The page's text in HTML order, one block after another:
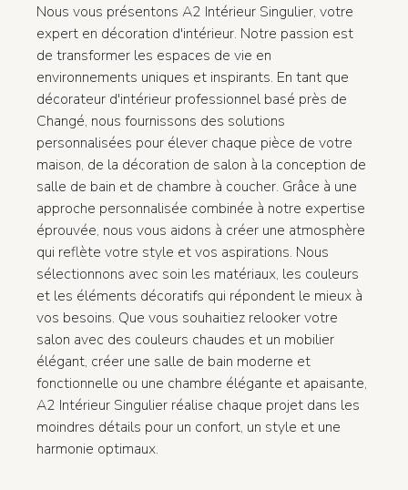
Nous vous présentons A2 Intérieur Singulier, votre
expert en décoration d'intérieur. Notre passion est
de transformer les espaces de vie en
environnements uniques et inspirants. En tant que
décorateur d'intérieur professionnel basé près de
Changé, nous fournissons des solutions
personnalisées pour élever chaque pièce de votre
maison, de la décoration de salon à la conception de
salle de bain et de chambre à coucher. Grâce à une
approche personnalisée combinée à notre expertise
éprouvée, nous vous aidons à créer une atmosphère
qui reflète votre style et vos aspirations. Nous
sélectionnons avec soin les matériaux, les couleurs
et les éléments décoratifs qui répondent le mieux à
vos besoins. Que vous souhaitiez relooker votre
salon avec des couleurs chaudes et un mobilier
élégant, créer une salle de bain moderne et
fonctionnelle ou une chambre élégante et apaisante,
A2 Intérieur Singulier réalise chaque projet dans les
moindres détails pour un confort, un style et une
harmonie optimaux.